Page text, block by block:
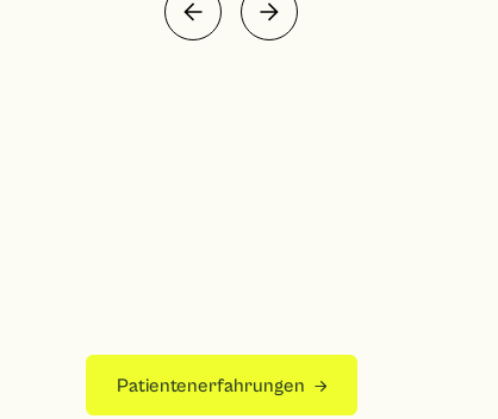
Patientenerfahrungen